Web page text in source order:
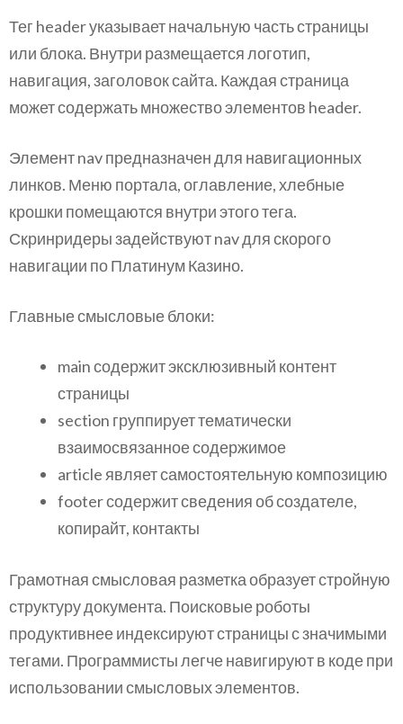
Тег header указывает начальную часть страницы
или блока. Внутри размещается логотип,
навигация, заголовок сайта. Каждая страница
может содержать множество элементов header.
Элемент nav предназначен для навигационных
линков. Меню портала, оглавление, хлебные
крошки помещаются внутри этого тега.
Скринридеры задействуют nav для скорого
навигации по Платинум Казино.
Главные смысловые блоки:
main содержит эксклюзивный контент
страницы
section группирует тематически
взаимосвязанное содержимое
article являет самостоятельную композицию
footer содержит сведения об создателе,
копирайт, контакты
Грамотная смысловая разметка образует стройную
структуру документа. Поисковые роботы
продуктивнее индексируют страницы с значимыми
тегами. Программисты легче навигируют в коде при
использовании смысловых элементов.